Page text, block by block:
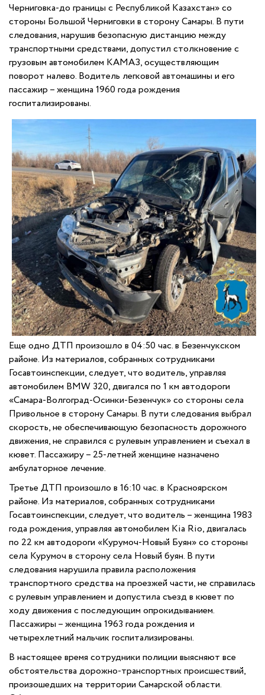
Черниговка-до границы с Республикой Казахстан» со
стороны Большой Черниговки в сторону Самары. В пути
следования, нарушив безопасную дистанцию между
транспортными средствами, допустил столкновение с
грузовым автомобилем КАМАЗ, осуществляющим
поворот налево. Водитель легковой автомашины и его
пассажир – женщина 1960 года рождения
госпитализированы.
Еще одно ДТП произошло в 04:50 час. в Безенчукском
районе. Из материалов, собранных сотрудниками
Госавтоинспекции, следует, что водитель, управляя
автомобилем BMW 320, двигался по 1 км автодороги
«Самара-Волгоград-Осинки-Безенчук» со стороны села
Привольное в сторону Самары. В пути следования выбрал
скорость, не обеспечивающую безопасность дорожного
движения, не справился с рулевым управлением и съехал в
кювет. Пассажиру – 25-летней женщине назначено
амбулаторное лечение.
Третье ДТП произошло в 16:10 час. в Красноярском
районе. Из материалов, собранных сотрудниками
Госавтоинспекции, следует, что водитель – женщина 1983
года рождения, управляя автомобилем Kia Rio, двигалась
по 22 км автодороги «Курумоч-Новый Буян» со стороны
села Курумоч в сторону села Новый буян. В пути
следования нарушила правила расположения
транспортного средства на проезжей части, не справилась
с рулевым управлением и допустила съезд в кювет по
ходу движения с последующим опрокидыванием.
Пассажиры – женщина 1963 года рождения и
четырехлетний мальчик госпитализированы.
В настоящее время сотрудники полиции выясняют все
обстоятельства дорожно-транспортных происшествий,
произошедших на территории Самарской области.